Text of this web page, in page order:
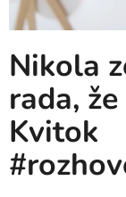
Nikola
rada,
Kvitok